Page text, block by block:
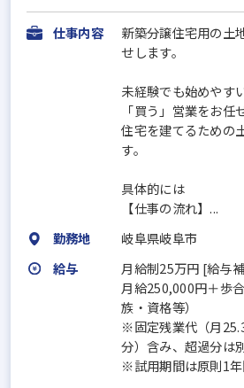
仕事内容
新築分譲住宅用の土
せします。
未経験でも始めやす
「買う」営業をお任
住宅を建てるための
す。
具体的には
【仕事の流れ】...
勤務地
岐阜県岐阜市
給与
月給制25万円 [給与
月給250,000円＋歩
族・資格等）
※固定残業代（月
分）含み、超過分は
※試用期間は原則1